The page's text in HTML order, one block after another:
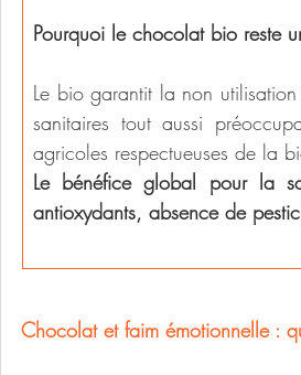
Pourquoi le chocolat bio reste
Le bio garantit la non
sanitaires tout aussi
agricoles respectueuses de la
Le bénéfice global pour la
antioxydants, absence de
Chocolat et faim émotionnelle :